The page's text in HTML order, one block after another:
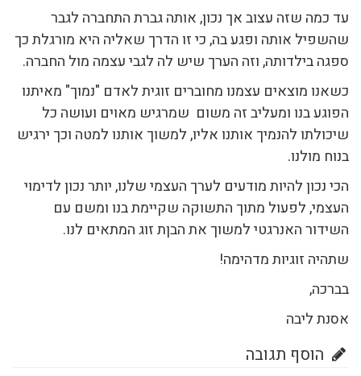
עד כמה שזה עצוב אך נכון, אותה גברת התחברה לגבר
שהשפיל אותה ופגע בה, כי זו הדרך שאליה היא מורגלת כך
ספגה בילדותה, וזה הערך שיש לה לגבי עצמה מול החברה.
כשאנו מוצאים עצמנו מחוברים זוגית לאדם "נמוך" מאיתנו
הפוגע בנו ומעליב זה משום שמרגיש מאוים ועושה כל
שיכולתו להנמיך אותנו אליו, למשוך אותנו למטה וכך ירגיש
בנוח מולנו.
הכי נכון להיות מודעים לערך העצמי שלנו, יותר נכון לדימוי
העצמי, לפעול מתוך התשוקה שקיימת בנו ומשם עם
השידור האנרגטי למשוך את הבןת זוג המתאים לנו.
שתהיה זוגיות מדהימה!
בברכה,
אסנת ליבה
הוסף תגובה